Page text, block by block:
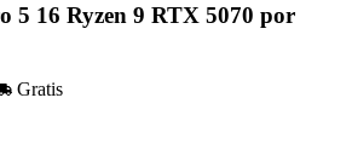
5 16 Ryzen 9 RTX 5070 por
Gratis